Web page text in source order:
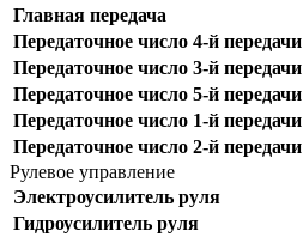
Главная передача
Передаточное число 4-й передачи
Передаточное число 3-й передачи
Передаточное число 5-й передачи
Передаточное число 1-й передачи
Передаточное число 2-й передачи
Рулевое управление
Электроусилитель руля
Гидроусилитель руля